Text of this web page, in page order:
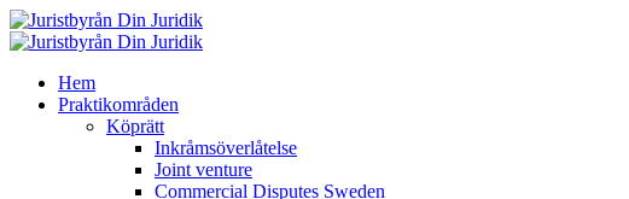
Hem
Praktikområden
Köprätt
Inkråmsöverlåtelse
Joint venture
Commercial Disputes Sweden